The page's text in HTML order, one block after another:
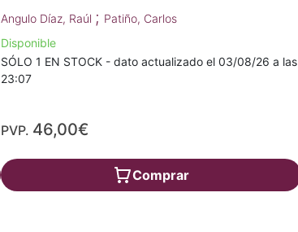
Angulo Díaz, Raúl ; Patiño, Carlos
Disponible
SÓLO 1 EN STOCK - dato actualizado el 03/08/26 a las
23:07
PVP. 46,00€
Comprar